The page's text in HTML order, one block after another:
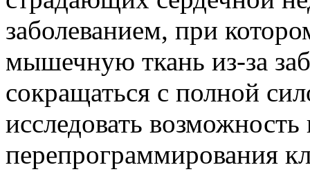
заболеванием, при
мышечную ткань из-за
сокращаться с полной
исследовать
перепрограммирования